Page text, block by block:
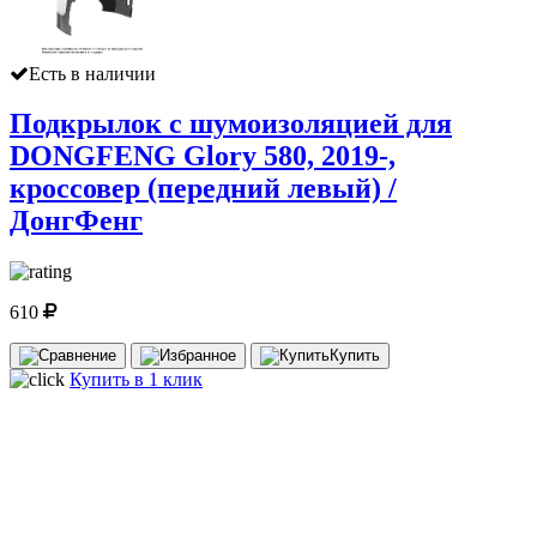
Есть в наличии
Подкрылок с шумоизоляцией для
DONGFENG Glory 580, 2019-,
кроссовер (передний левый) /
ДонгФенг
610
Купить
Купить в 1 клик